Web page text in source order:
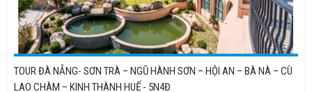
TOUR ĐÀ NẴNG- SƠN TRÀ – NGŨ HÀNH SƠN – HỘI AN – BÀ NÀ – CÙ
LAO CHÀM – KINH THÀNH HUẾ - 5N4Đ